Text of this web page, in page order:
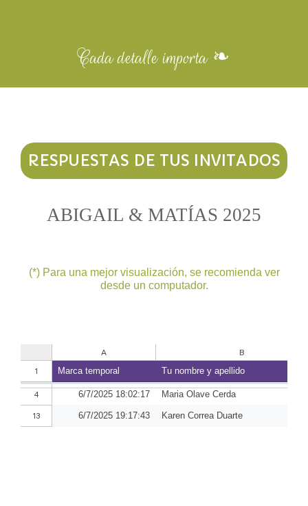
Cada detalle importa ❧
RESPUESTAS DE TUS INVITADOS
ABIGAIL & MATÍAS 2025
(*) Para una mejor visualización, se recomienda ver
desde un computador.